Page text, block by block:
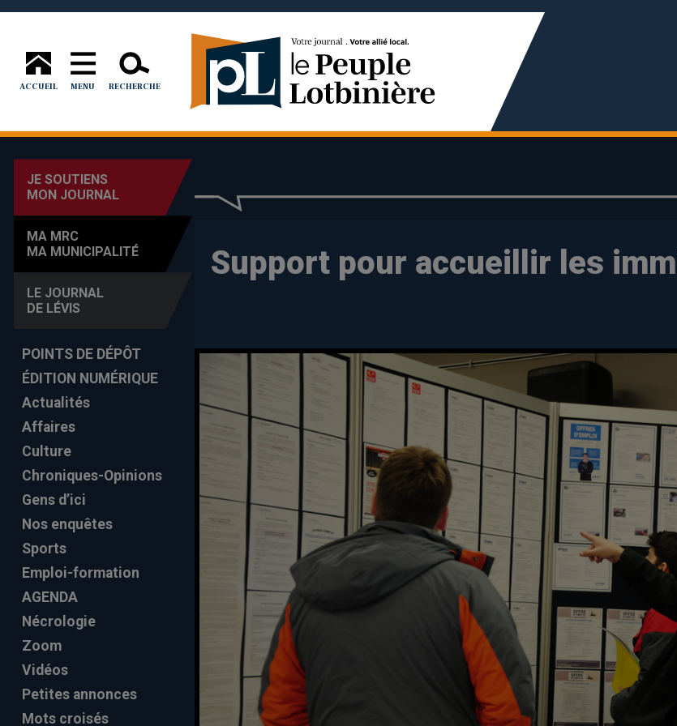
ACCUEIL MENU RECHERCHE
JE SOUTIENS
MON JOURNAL
MA MRC
MA MUNICIPALITÉ
LE JOURNAL
DE LÉVIS
POINTS DE DÉPÔT
ÉDITION NUMÉRIQUE
Actualités
Affaires
Culture
Chroniques-Opinions
Gens d’ici
Nos enquêtes
Sports
Emploi-formation
AGENDA
Nécrologie
Zoom
Vidéos
Petites annonces
Mots croisés
Support pour accueillir les